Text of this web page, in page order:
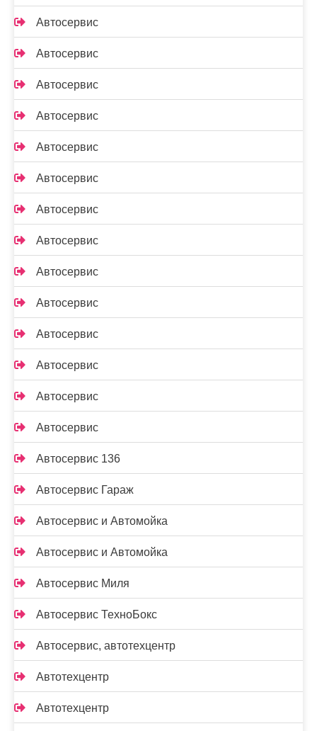
Автосервис
Автосервис
Автосервис
Автосервис
Автосервис
Автосервис
Автосервис
Автосервис
Автосервис
Автосервис
Автосервис
Автосервис
Автосервис
Автосервис
Автосервис 136
Автосервис Гараж
Автосервис и Автомойка
Автосервис и Автомойка
Автосервис Миля
Автосервис ТехноБокс
Автосервис, автотехцентр
Автотехцентр
Автотехцентр